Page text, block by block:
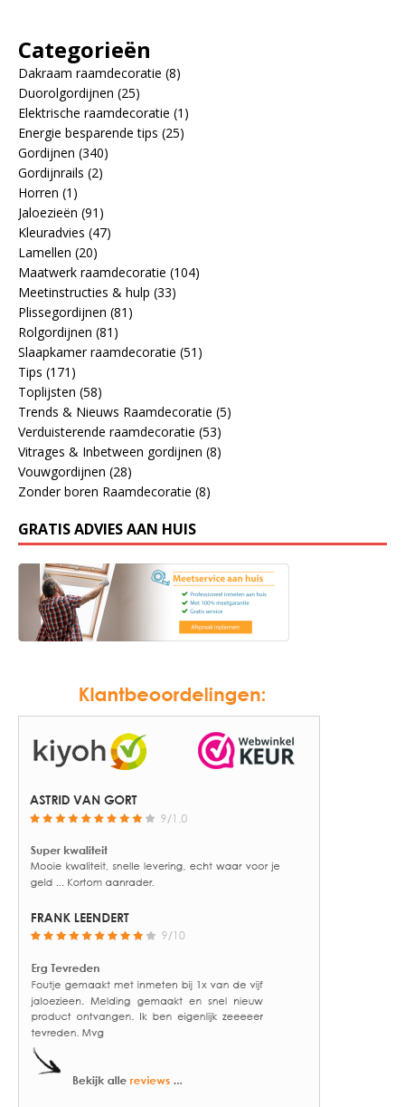
Categorieën
Dakraam raamdecoratie (8)
Duorolgordijnen (25)
Elektrische raamdecoratie (1)
Energie besparende tips (25)
Gordijnen (340)
Gordijnrails (2)
Horren (1)
Jaloezieën (91)
Kleuradvies (47)
Lamellen (20)
Maatwerk raamdecoratie (104)
Meetinstructies & hulp (33)
Plissegordijnen (81)
Rolgordijnen (81)
Slaapkamer raamdecoratie (51)
Tips (171)
Toplijsten (58)
Trends & Nieuws Raamdecoratie (5)
Verduisterende raamdecoratie (53)
Vitrages & Inbetween gordijnen (8)
Vouwgordijnen (28)
Zonder boren Raamdecoratie (8)
GRATIS ADVIES AAN HUIS